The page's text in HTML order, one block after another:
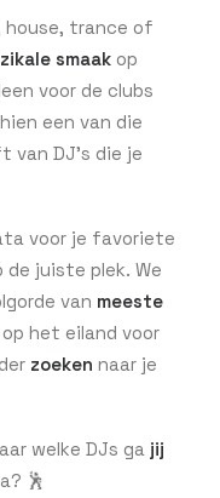
trance of
smaak op
voor de clubs
een van die
DJ’s die je
voor je favoriete
de juiste plek. We
van meeste
het eiland voor
zoeken naar je
welke DJs ga jij
🕺